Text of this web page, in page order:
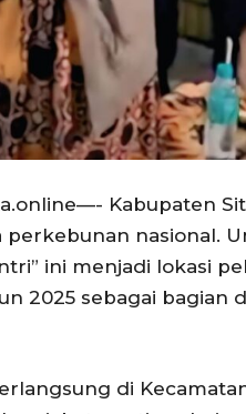
Kabupaten
perkebunan nasional.
ini menjadi lokasi
2025 sebagai bagian
di